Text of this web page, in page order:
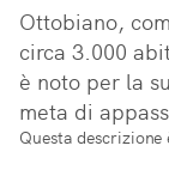
Ottobiano,
circa 3.000
è noto per la
meta di
Questa descrizione